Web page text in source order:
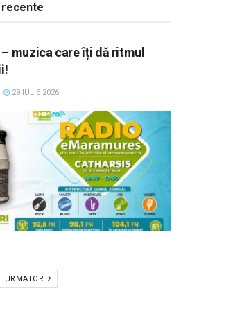
recente
– muzica care îți dă ritmul
29 IULIE 2026
URMATOR